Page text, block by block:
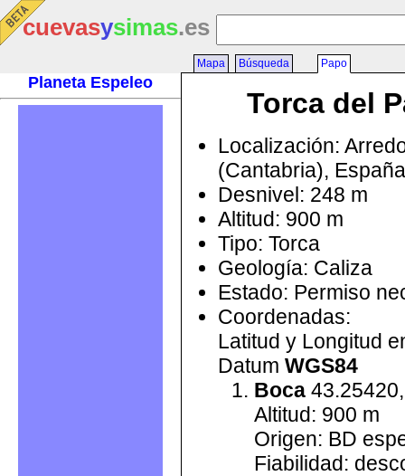
cuevasysimas.es
Planeta Espeleo
Mapa Búsqueda Papo
Torca del
Localización:
(Cantabria), España
Desnivel: 248 m
Altitud: 900 m
Tipo: Torca
Geología: Caliza
Estado: Permiso
Coordenadas:
Latitud y Longitud
Datum WGS84
Boca
Altitud: 900 m
Origen: BD
Fiabilidad: